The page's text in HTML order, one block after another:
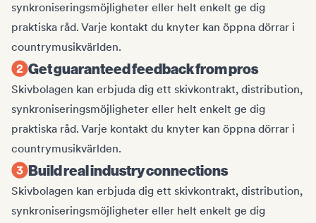
synkroniseringsmöjligheter eller helt enkelt ge dig
praktiska råd. Varje kontakt du knyter kan öppna dörrar i
countrymusikvärlden.
Get guaranteed feedback from pros
Skivbolagen kan erbjuda dig ett skivkontrakt, distribution,
synkroniseringsmöjligheter eller helt enkelt ge dig
praktiska råd. Varje kontakt du knyter kan öppna dörrar i
countrymusikvärlden.
Build real industry connections
Skivbolagen kan erbjuda dig ett skivkontrakt, distribution,
synkroniseringsmöjligheter eller helt enkelt ge dig